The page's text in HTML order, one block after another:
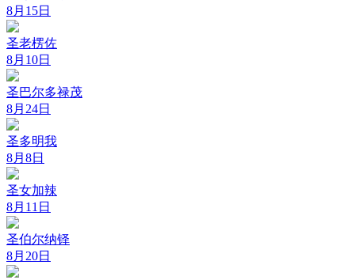
8月15日
圣老楞佐
8月10日
圣巴尔多禄茂
8月24日
圣多明我
8月8日
圣女加辣
8月11日
圣伯尔纳铎
8月20日